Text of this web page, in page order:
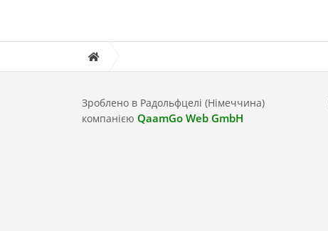
Зроблено в Радольфцелі (Німеччина)
компанією QaamGo Web GmbH